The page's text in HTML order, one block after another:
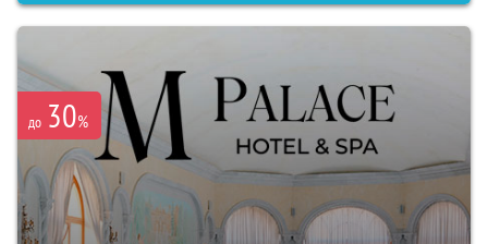
до 30%